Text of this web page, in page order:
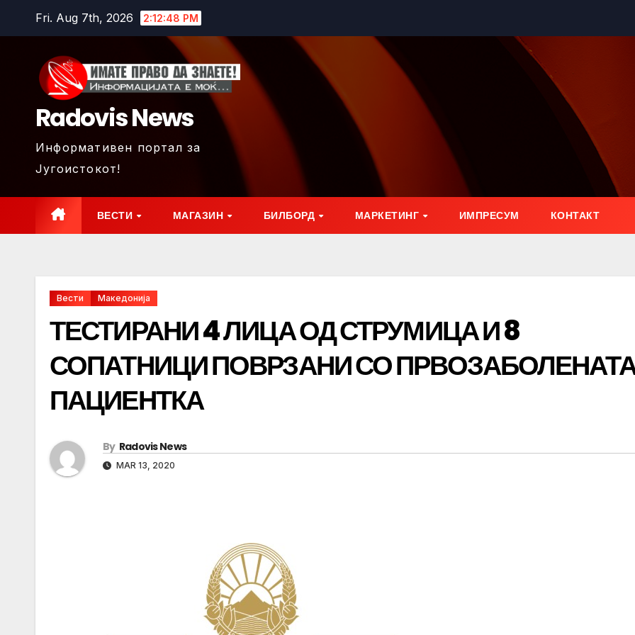
Fri. Aug 7th, 2026 2:12:49 PM
Radovis News
Информативен портал за
Југоистокот!
ВЕСТИ МАГАЗИН БИЛБОРД МАРКЕТИНГ ИМПРЕСУМ КОНТАКТ
Вести Македонија
ТЕСТИРАНИ 4 ЛИЦА ОД СТРУМИЦА И 8
СОПАТНИЦИ ПОВРЗАНИ СО
ПАЦИЕНТКА
By Radovis News
MAR 13, 2020